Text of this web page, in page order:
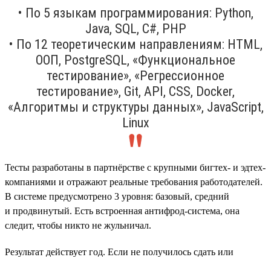
• По 5 языкам программирования: Python,
Java, SQL, C#, PHP
• По 12 теоретическим направлениям: HTML,
ООП, PostgreSQL, «Функциональное
тестирование», «Регрессионное
тестирование», Git, API, CSS, Docker,
«Алгоритмы и структуры данных», JavaScript,
Linux
Тесты разработаны в партнёрстве с крупными бигтех- и эдтех-
компаниями и отражают реальные требования работодателей.
В системе предусмотрено 3 уровня: базовый, средний
и продвинутый. Есть встроенная антифрод-система, она
следит, чтобы никто не жульничал.
Результат действует год. Если не получилось сдать или